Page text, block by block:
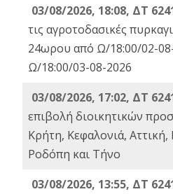
03/08/2026, 18:08, ΔΤ
τις αγροτοδασικές
24ωρου από Ω/18:00/02-
Ω/18:00/03-08-2026
03/08/2026, 17:02, ΔΤ
επιβολή διοικητικών
Κρήτη, Κεφαλονιά,
Ροδόπη και Τήνο
03/08/2026, 13:55, ΔΤ